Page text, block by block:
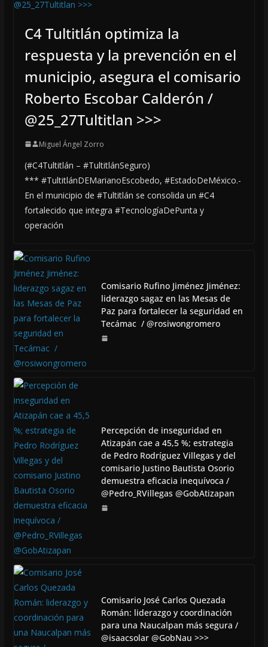
C4 Tultitlán optimiza la
respuesta y la prevención en el
municipio, asegura el comisario
Roberto Escobar Calderón /
@25_27Tultitlan >>>
Miguel Ángel Zorro
(#C4Tultitlán – #TultitlánSeguro)
*** #TultitlánDEMarianoEscobedo, #EstadoDeMéxico.-
En el municipio de #Tultitlán se consolida un #C4
fortalecido que integra #TecnologíaDePunta y
operación
Comisario Rufino Jiménez Jiménez:
liderazgo sagaz en las Mesas de
Paz para fortalecer la seguridad en
Tecámac / @rosiwongromero
Percepción de inseguridad en
Atizapán cae a 45,5 %; estrategia
de Pedro Rodríguez Villegas y del
comisario Justino Bautista Osorio
demuestra eficacia inequívoca /
@Pedro_RVillegas @GobAtizapan
Comisario José Carlos Quezada
Román: liderazgo y coordinación
para una Naucalpan más segura /
@isaacsolar @GobNau >>>